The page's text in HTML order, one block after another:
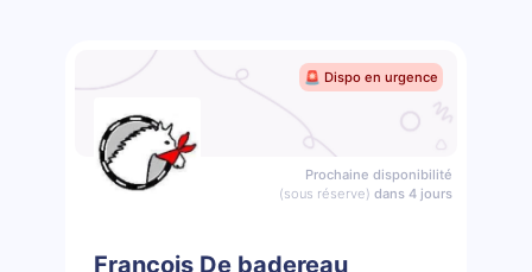
🚨 Dispo en urgence
Prochaine disponibilité
(sous réserve) dans 4 jours
Francois De badereau